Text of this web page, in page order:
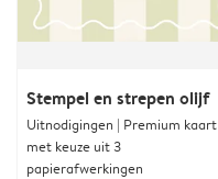
Stempel en strepen olijf
Uitnodigingen | Premium kaart
met keuze uit 3
papierafwerkingen